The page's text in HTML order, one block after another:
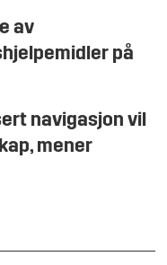
av
på
navigasjon vil
mener